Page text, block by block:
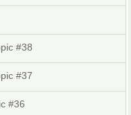
#38
#37
#36